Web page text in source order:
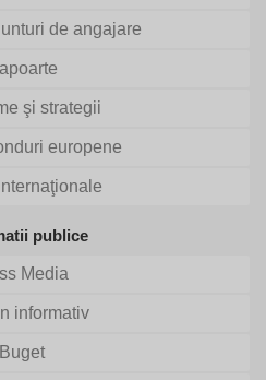
de angajare
şi strategii
europene
publice
Media
informativ
Buget